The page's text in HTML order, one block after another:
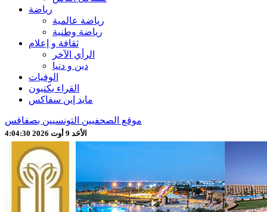
رياضة
رياضة عالمية
رياضة وطنية
ثقافة و إعلام
الرأي الآخر
دين و دنيا
الوفيات
القراء يكتبون
مايد إين سفاكس
موقع الصحفيين التونسيين بصفاقس
الأحَد 9 أوت 2026 4:04:32